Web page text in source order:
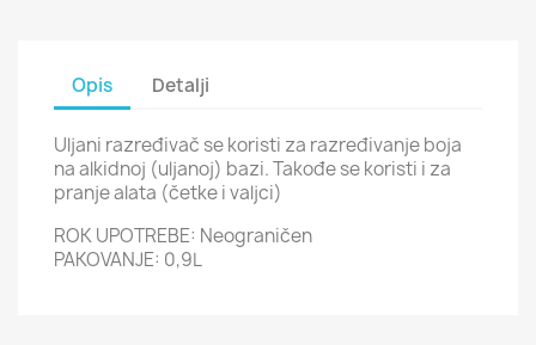
Opis Detalji
Uljani razređivač se koristi za razređivanje boja
na alkidnoj (uljanoj) bazi. Takođe se koristi i za
pranje alata (četke i valjci)
ROK UPOTREBE: Neograničen
PAKOVANJE: 0,9L